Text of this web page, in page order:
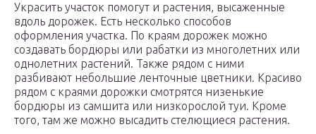
Украсить участок помогут и растения, высаженные
вдоль дорожек. Есть несколько способов
оформления участка. По краям дорожек можно
создавать бордюры или рабатки из многолетних или
однолетних растений. Также рядом с ними
разбивают небольшие ленточные цветники. Красиво
рядом с краями дорожки смотрятся низенькие
бордюры из самшита или низкорослой туи. Кроме
того, там же можно высадить стелющиеся растения.